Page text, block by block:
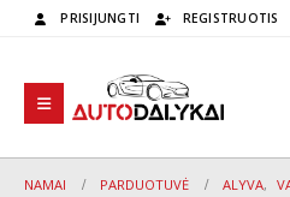
PRISIJUNGTI REGISTRUOTIS
NAMAI PARDUOTUVĖ ALYVA,